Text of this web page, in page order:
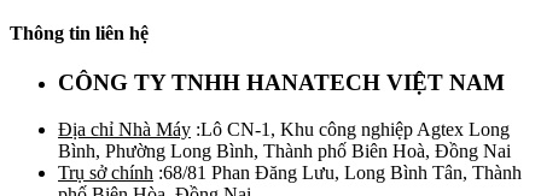
Thông tin liên hệ
CÔNG TY TNHH HANATECH VIỆT NAM
Địa chỉ Nhà Máy :Lô CN-1, Khu công nghiệp Agtex Long
Bình, Phường Long Bình, Thành phố Biên Hoà, Đồng Nai
Trụ sở chính :68/81 Phan Đăng Lưu, Long Bình Tân, Thành